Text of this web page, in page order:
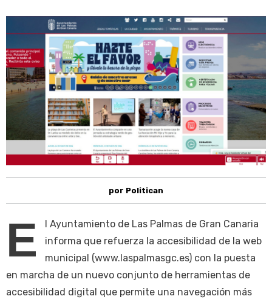
por Politican
E
l Ayuntamiento de Las Palmas de Gran Canaria
informa que refuerza la accesibilidad de la web
municipal (www.laspalmasgc.es) con la puesta
en marcha de un nuevo conjunto de herramientas de
accesibilidad digital que permite una navegación más